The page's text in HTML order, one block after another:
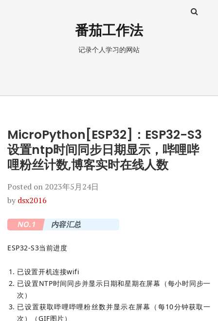
番茄工作法
记录个人学习的网站
MicroPython[ESP32]：ESP32-S3
设置ntp时间同步日期显示，哔哩哔
哩粉丝计数,博客实时在线人数
Posted on 2023年5月24日
by dsx2016
NO.1 内容汇总
ESP32-S3当前进度
已设置开机连接wifi
已设置NTP时间同步并显示日期和星期在屏幕（每小时同步一
次）
已设置获取哔哩哔哩粉丝数并显示在屏幕（每10分钟获取一
次）（GIF图片）